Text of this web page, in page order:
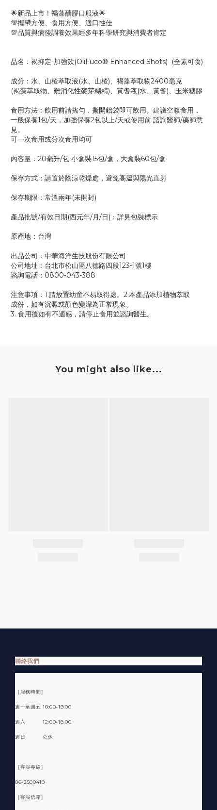
🌟新品上市！褐藻醣膠口服液🌟
💯攜帶方便、食用方便、適口性佳
💯品質與病後調養效果經多年科學研究與消費者肯定
品名：褐抑定-加強飲(OliFuco® Enhanced Shots) (全素可食)
成分：水、山楂萃取液(水、山楂)、褐藻萃取物2400毫克
(褐藻萃取物、難消化性麥芽糊精)、黃耆液(水、黃耆)、玉米糖膠
食用方法：飲用前請搖勻，撕開鋁袋即可飲用。建議空腹食用，
一般保養1包/天，加強保養2包以上/天或使用前 諮詢醫師/藥師意
見。
可一次食用或分次食用均可
內容量：20毫升/包 小盒裝15包/盒，大盒裝60包/盒
保存方式：請置於陰涼乾燥處，避免高溫與陽光直射
保存期限：常溫兩年(未開封)
產品批號/有效日期(西元年/月/日)：詳見包裝標示
原產地：台灣
出品公司：中華海洋生技股份有限公司
公司地址：台北市松山區八德路四段123-1號1樓
諮詢電話：0800-043-388
注意事項：1.請放置幼童不易取得處。2.本產品添加植物萃取
成份，如有沉澱或顏色變深為正常現象。
3. 食用後如有不適感，請停止食用並諮詢醫生。
You might also like...
聯絡我們
［服務時間］
週一至週五 10:00-19:00
週六 12:00-18:00
週日 公休
［客服專線］
06-2500410
［客服信箱］